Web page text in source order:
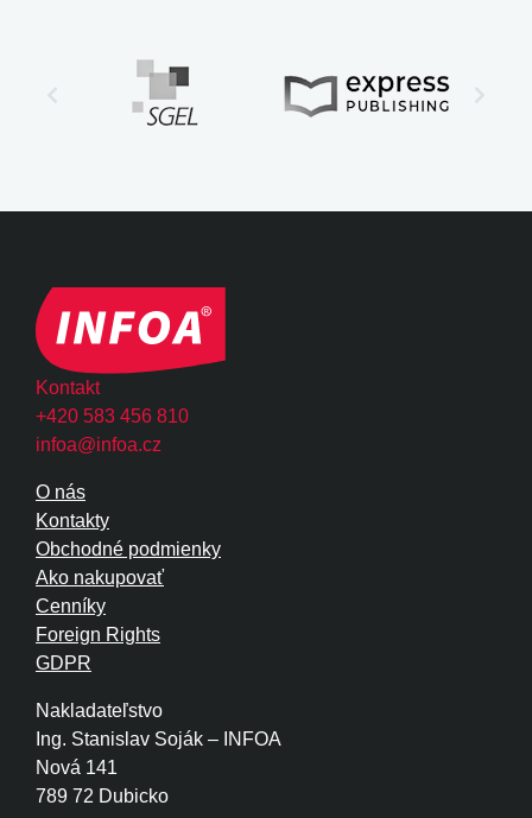
Kontakt
+420 583 456 810
infoa@infoa.cz
Nakladateľstvo
Ing. Stanislav Soják – INFOA
Nová 141
789 72 Dubicko
O nás
Kontakty
Obchodné podmienky
Ako nakupovať
Cenníky
Foreign Rights
GDPR